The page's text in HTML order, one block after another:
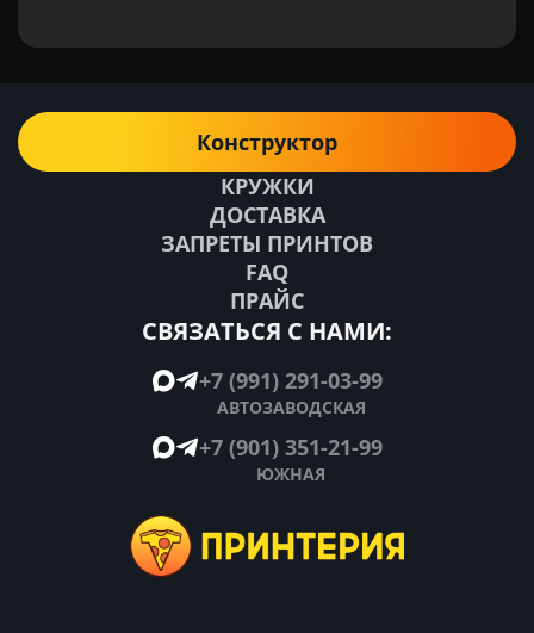
СВЯЗАТЬСЯ С НАМИ:
+7 (991) 291-03-99
АВТОЗАВОДСКАЯ
+7 (901) 351-21-99
ЮЖНАЯ
КРУЖКИ
ДОСТАВКА
ЗАПРЕТЫ ПРИНТОВ
FAQ
ПРАЙС
Конструктор